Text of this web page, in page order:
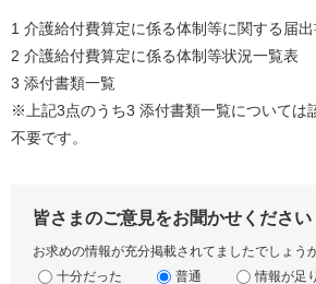
1 介護給付費算定に係る体制等に関する届
2 介護給付費算定に係る体制等状況一覧表
3 添付書類一覧
※上記3点のうち3 添付書類一覧については
不要です。
皆さまのご意見をお聞かせください
お求めの情報が充分掲載されてましたでしょう
十分だった
普通 情報が足